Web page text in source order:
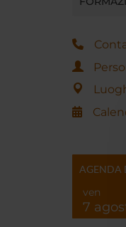
AGENDA
ven
7